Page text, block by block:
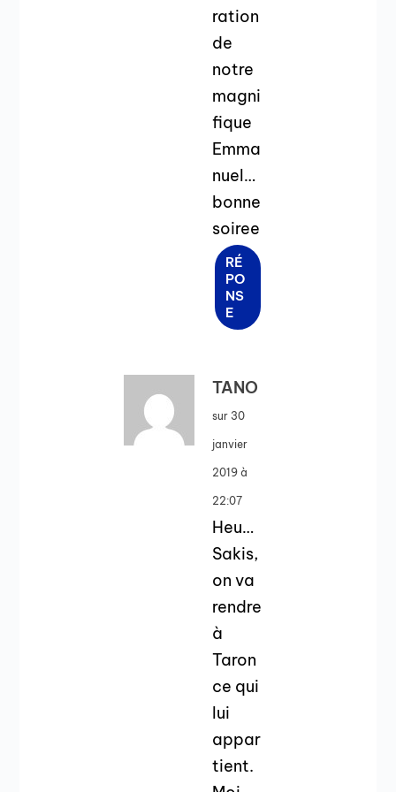
ration
de
notre
magni
fique
Emma
nuel…
bonne
soiree
RÉ
PO
NS
E
TANO
sur 30
janvier
2019 à
22:07
Heu…
Sakis,
on va
rendre
à
Taron
ce qui
lui
appar
tient.